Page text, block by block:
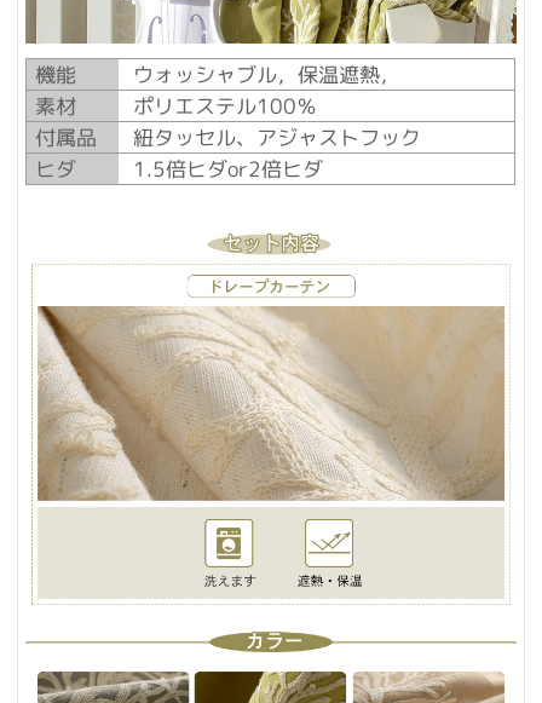
機能
ウォッシャブル，保温遮熱，
素材
ポリエステル100％
付属品
紐タッセル、アジャストフック
ヒダ
1.5倍ヒダor2倍ヒダ